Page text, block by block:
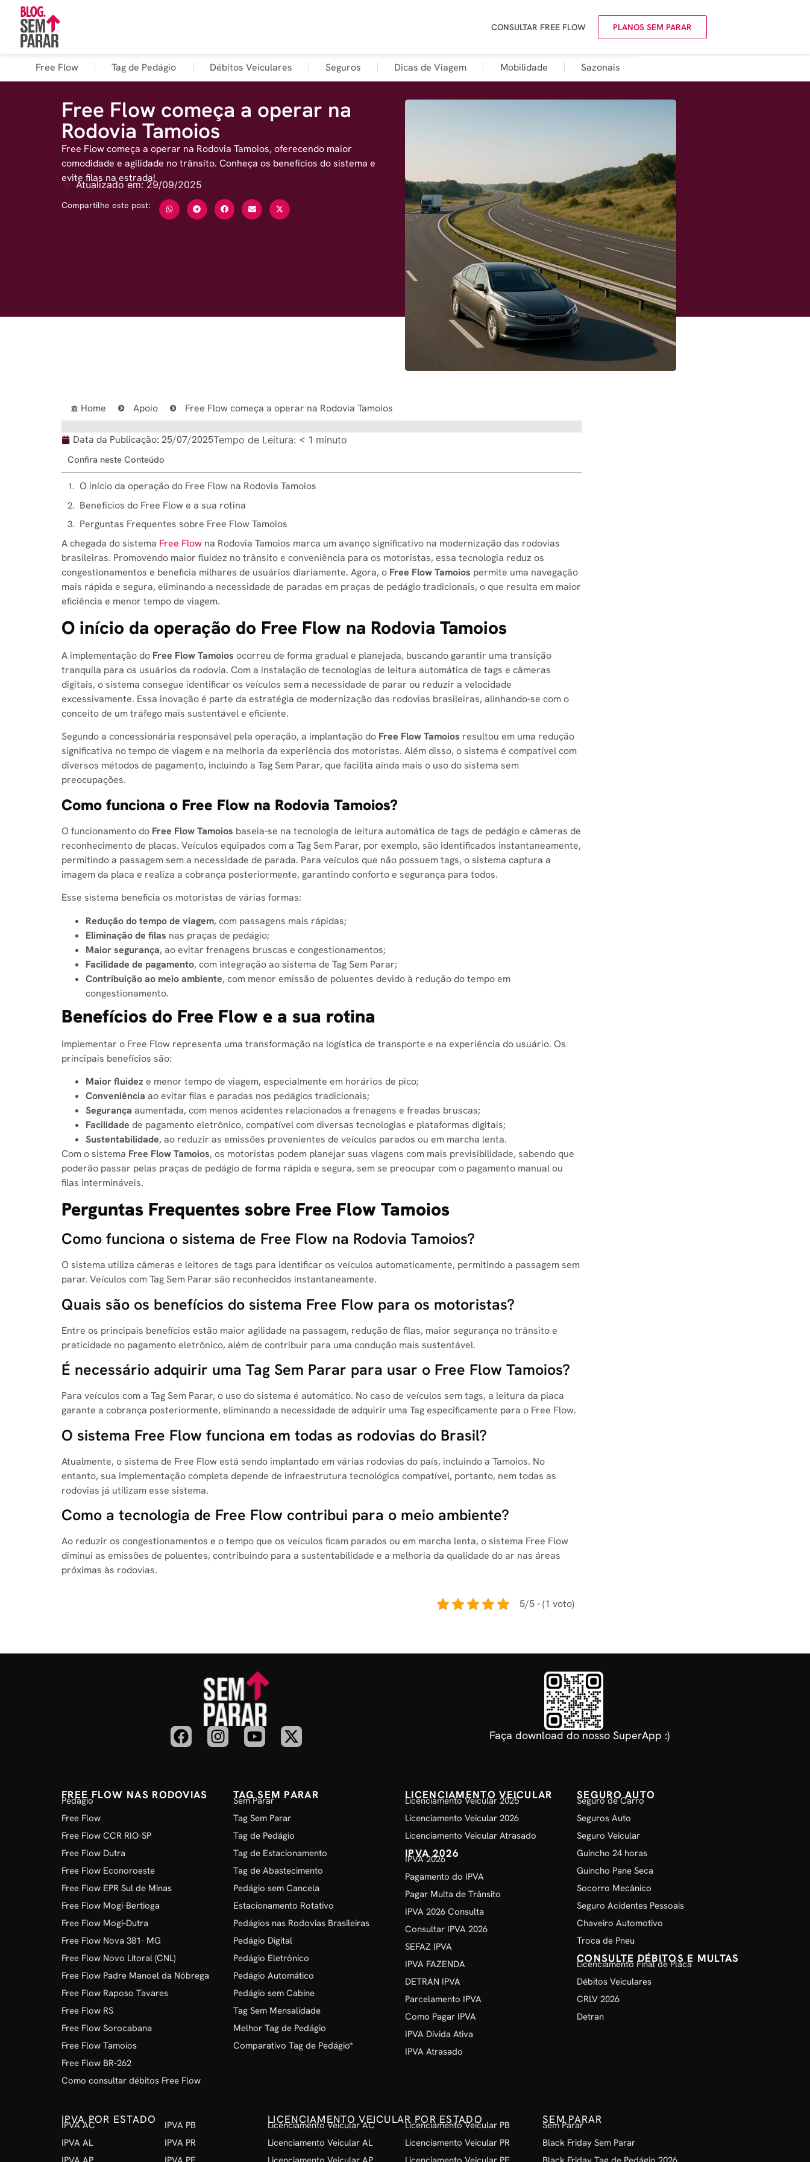
CONSULTAR FREE FLOW PLANOS SEM PARAR
Free Flow Tag de Pedágio Débitos Veiculares Seguros Dicas de Viagem Mobilidade Sazonais
Free Flow começa a operar na
Rodovia Tamoios
Free Flow começa a operar na Rodovia Tamoios, oferecendo maior
comodidade e agilidade no trânsito. Conheça os benefícios do sistema e
evite filas na estrada!
Atualizado em: 29/09/2025
Compartilhe este post:
Home Apoio Free Flow começa a operar na Rodovia Tamoios
Data da Publicação: 25/07/2025Tempo de Leitura: < 1 minuto
Confira neste Conteúdo
O início da operação do Free Flow na Rodovia Tamoios
Benefícios do Free Flow e a sua rotina
Perguntas Frequentes sobre Free Flow Tamoios
A chegada do sistema Free Flow na Rodovia Tamoios marca um avanço significativo na modernização das rodovias
brasileiras. Promovendo maior fluidez no trânsito e conveniência para os motoristas, essa tecnologia reduz os
congestionamentos e beneficia milhares de usuários diariamente. Agora, o Free Flow Tamoios permite uma navegação
mais rápida e segura, eliminando a necessidade de paradas em praças de pedágio tradicionais, o que resulta em maior
eficiência e menor tempo de viagem.
O início da operação do Free Flow na Rodovia Tamoios
A implementação do Free Flow Tamoios ocorreu de forma gradual e planejada, buscando garantir uma transição
tranquila para os usuários da rodovia. Com a instalação de tecnologias de leitura automática de tags e câmeras
digitais, o sistema consegue identificar os veículos sem a necessidade de parar ou reduzir a velocidade
excessivamente. Essa inovação é parte da estratégia de modernização das rodovias brasileiras, alinhando-se com o
conceito de um tráfego mais sustentável e eficiente.
Segundo a concessionária responsável pela operação, a implantação do Free Flow Tamoios resultou em uma redução
significativa no tempo de viagem e na melhoria da experiência dos motoristas. Além disso, o sistema é compatível com
diversos métodos de pagamento, incluindo a Tag Sem Parar, que facilita ainda mais o uso do sistema sem
preocupações.
Como funciona o Free Flow na Rodovia Tamoios?
O funcionamento do Free Flow Tamoios baseia-se na tecnologia de leitura automática de tags de pedágio e câmeras de
reconhecimento de placas. Veículos equipados com a Tag Sem Parar, por exemplo, são identificados instantaneamente,
permitindo a passagem sem a necessidade de parada. Para veículos que não possuem tags, o sistema captura a
imagem da placa e realiza a cobrança posteriormente, garantindo conforto e segurança para todos.
Esse sistema beneficia os motoristas de várias formas:
Redução do tempo de viagem, com passagens mais rápidas;
Eliminação de filas nas praças de pedágio;
Maior segurança, ao evitar frenagens bruscas e congestionamentos;
Facilidade de pagamento, com integração ao sistema de Tag Sem Parar;
Contribuição ao meio ambiente, com menor emissão de poluentes devido à redução do tempo em
congestionamento.
Benefícios do Free Flow e a sua rotina
Implementar o Free Flow representa uma transformação na logística de transporte e na experiência do usuário. Os
principais benefícios são:
Maior fluidez e menor tempo de viagem, especialmente em horários de pico;
Conveniência ao evitar filas e paradas nos pedágios tradicionais;
Segurança aumentada, com menos acidentes relacionados a frenagens e freadas bruscas;
Facilidade de pagamento eletrônico, compatível com diversas tecnologias e plataformas digitais;
Sustentabilidade, ao reduzir as emissões provenientes de veículos parados ou em marcha lenta.
Com o sistema Free Flow Tamoios, os motoristas podem planejar suas viagens com mais previsibilidade, sabendo que
poderão passar pelas praças de pedágio de forma rápida e segura, sem se preocupar com o pagamento manual ou
filas intermináveis.
Perguntas Frequentes sobre Free Flow Tamoios
Como funciona o sistema de Free Flow na Rodovia Tamoios?
O sistema utiliza câmeras e leitores de tags para identificar os veículos automaticamente, permitindo a passagem sem
parar. Veículos com Tag Sem Parar são reconhecidos instantaneamente.
Quais são os benefícios do sistema Free Flow para os motoristas?
Entre os principais benefícios estão maior agilidade na passagem, redução de filas, maior segurança no trânsito e
praticidade no pagamento eletrônico, além de contribuir para uma condução mais sustentável.
É necessário adquirir uma Tag Sem Parar para usar o Free Flow Tamoios?
Para veículos com a Tag Sem Parar, o uso do sistema é automático. No caso de veículos sem tags, a leitura da placa
garante a cobrança posteriormente, eliminando a necessidade de adquirir uma Tag especificamente para o Free Flow.
O sistema Free Flow funciona em todas as rodovias do Brasil?
Atualmente, o sistema de Free Flow está sendo implantado em várias rodovias do país, incluindo a Tamoios. No
entanto, sua implementação completa depende de infraestrutura tecnológica compatível, portanto, nem todas as
rodovias já utilizam esse sistema.
Como a tecnologia de Free Flow contribui para o meio ambiente?
Ao reduzir os congestionamentos e o tempo que os veículos ficam parados ou em marcha lenta, o sistema Free Flow
diminui as emissões de poluentes, contribuindo para a sustentabilidade e a melhoria da qualidade do ar nas áreas
próximas às rodovias.
5/5 - (1 voto)
Faça download do nosso SuperApp :)
FREE FLOW NAS RODOVIAS
Pedágio
Free Flow
Free Flow CCR RIO-SP
Free Flow Dutra
Free Flow Econoroeste
Free Flow EPR Sul de Minas
Free Flow Mogi-Bertioga
Free Flow Mogi-Dutra
Free Flow Nova 381- MG
Free Flow Novo Litoral (CNL)
Free Flow Padre Manoel da Nóbrega
Free Flow Raposo Tavares
Free Flow RS
Free Flow Sorocabana
Free Flow Tamoios
Free Flow BR-262
Como consultar débitos Free Flow
TAG SEM PARAR
Sem Parar
Tag Sem Parar
Tag de Pedágio
Tag de Estacionamento
Tag de Abastecimento
Pedágio sem Cancela
Estacionamento Rotativo
Pedágios nas Rodovias Brasileiras
Pedágio Digital
Pedágio Eletrônico
Pedágio Automático
Pedágio sem Cabine
Tag Sem Mensalidade
Melhor Tag de Pedágio
Comparativo Tag de Pedágio*
LICENCIAMENTO VEICULAR
Licenciamento Veicular 2025
Licenciamento Veicular 2026
Licenciamento Veicular Atrasado
IPVA 2026
IPVA 2026
Pagamento do IPVA
Pagar Multa de Trânsito
IPVA 2026 Consulta
Consultar IPVA 2026
SEFAZ IPVA
IPVA FAZENDA
DETRAN IPVA
Parcelamento IPVA
Como Pagar IPVA
IPVA Dívida Ativa
IPVA Atrasado
SEGURO AUTO
Seguro de Carro
Seguros Auto
Seguro Veicular
Guincho 24 horas
Guincho Pane Seca
Socorro Mecânico
Seguro Acidentes Pessoais
Chaveiro Automotivo
Troca de Pneu
CONSULTE DÉBITOS E MULTAS
Licenciamento Final de Placa
Débitos Veiculares
CRLV 2026
Detran
IPVA POR ESTADO
IPVA AC
IPVA AL
IPVA PB
IPVA PR
LICENCIAMENTO VEICULAR POR ESTADO
Licenciamento Veicular AC
Licenciamento Veicular AL
Licenciamento Veicular PB
Licenciamento Veicular PR
SEM PARAR
Sem Parar
Black Friday Sem Parar